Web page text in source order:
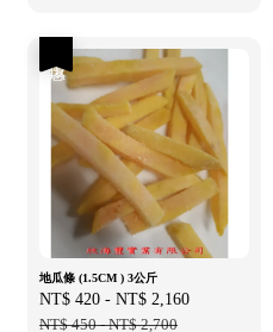
地瓜條 (1.5CM ) 3公斤
Sale
price
NT$ 420 - NT$ 2,160
NT$ 450-NT$ 2,700